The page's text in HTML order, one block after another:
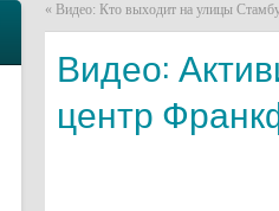
« Видео: Кто выходит на улицы
Видео:
центр